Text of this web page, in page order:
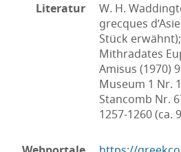
Literatur
W. H.
grecques
Stück erwähnt);
Mithradates
Amisus (1970)
Museum 1 Nr.
Stancomb Nr.
1257-1260 (ca.